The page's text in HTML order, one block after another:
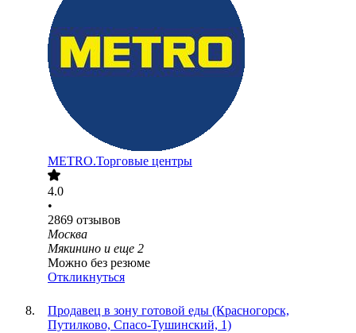
METRO.Торговые центры
4.0
•
2869 отзывов
Москва
Мякинино и еще 2
Можно без резюме
Откликнуться
Продавец в зону готовой еды (Красногорск,
Путилково, Спасо-Тушинский, 1)